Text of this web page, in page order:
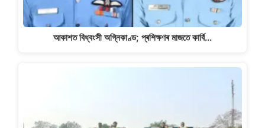
আকাশত বিধ্বংসী অগ্নিকাণ্ড; প্ৰশিক্ষণৰ মাজতে কাৰ্বি…